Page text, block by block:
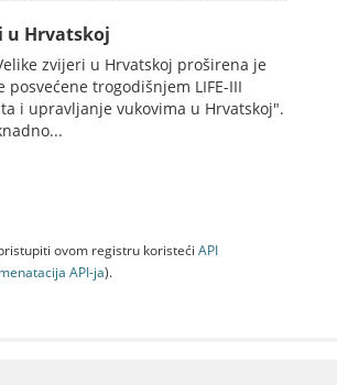
u Hrvatskoj
zvijeri u Hrvatskoj proširena je
posvećene trogodišnjem LIFE-III
i upravljanje vukovima u Hrvatskoj".
ovom registru koristeći API
API-jа).